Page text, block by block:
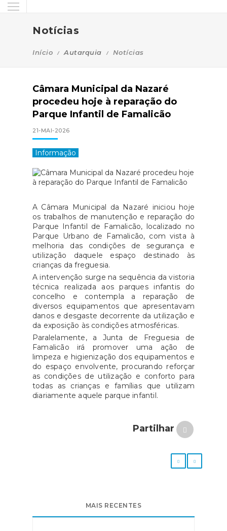
Notícias
Início Autarquia Notícias
Câmara Municipal da Nazaré
procedeu hoje à reparação do
Parque Infantil de Famalicão
21-MAI-2026
Informação
A Câmara Municipal da Nazaré iniciou hoje
os trabalhos de manutenção e reparação do
Parque Infantil de Famalicão, localizado no
Parque Urbano de Famalicão, com vista à
melhoria das condições de segurança e
utilização daquele espaço destinado às
crianças da freguesia.
A intervenção surge na sequência da vistoria
técnica realizada aos parques infantis do
concelho e contempla a reparação de
diversos equipamentos que apresentavam
danos e desgaste decorrente da utilização e
da exposição às condições atmosféricas.
Paralelamente, a Junta de Freguesia de
Famalicão irá promover uma ação de
limpeza e higienização dos equipamentos e
do espaço envolvente, procurando reforçar
as condições de utilização e conforto para
todas as crianças e famílias que utilizam
diariamente aquele parque infantil.
Partilhar
MAIS RECENTES